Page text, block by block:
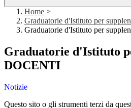
Home >
Graduatorie d'Istituto per
Graduatorie d'Istituto per
Graduatorie d'Istituto
DOCENTI
Notizie
Questo sito o gli strumenti terzi da